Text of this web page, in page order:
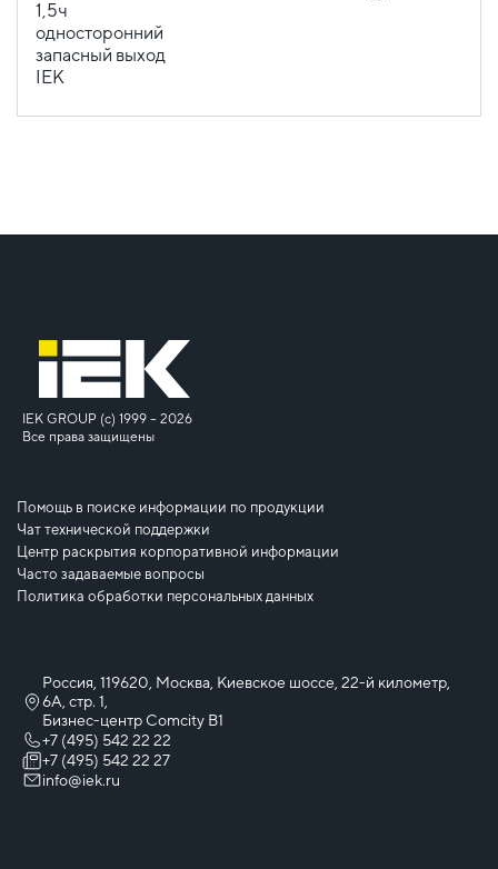
IEK GROUP (c) 1999 – 2026
Все права защищены
Помощь в поиске информации по продукции
Чат технической поддержки
Центр раскрытия корпоративной информации
Часто задаваемые вопросы
Политика обработки персональных данных
Россия, 119620, Москва, Киевское шоссе, 22-й километр,
6А, стр. 1,
Бизнес-центр Comcity B1
+7 (495) 542 22 22
+7 (495) 542 22 27
info@iek.ru